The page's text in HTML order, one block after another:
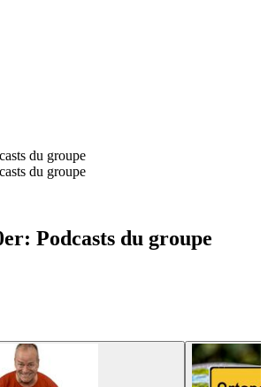
du groupe
du groupe
Podcasts du groupe